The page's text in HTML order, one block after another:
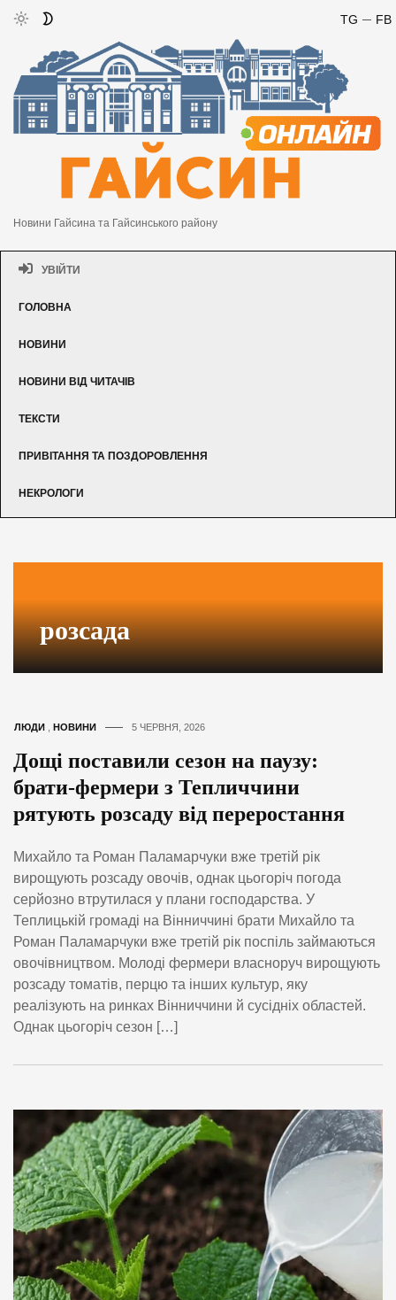
FB
TG
Новини Гайсина та Гайсинського району
УВІЙТИ
ГОЛОВНА
НОВИНИ
НОВИНИ ВІД ЧИТАЧІВ
ТЕКСТИ
ПРИВІТАННЯ ТА ПОЗДОРОВЛЕННЯ
НЕКРОЛОГИ
розсада
ЛЮДИ НОВИНИ 5 ЧЕРВНЯ, 2026
Дощі поставили сезон на паузу:
брати-фермери з Тепличчини
рятують розсаду від переростання
Михайло та Роман Паламарчуки вже третій рік
вирощують розсаду овочів, однак цьогоріч погода
серйозно втрутилася у плани господарства. У
Теплицькій громаді на Вінниччині брати Михайло та
Роман Паламарчуки вже третій рік поспіль займаються
овочівництвом. Молоді фермери власноруч вирощують
розсаду томатів, перцю та інших культур, яку
реалізують на ринках Вінниччини й сусідніх областей.
Однак цьогоріч сезон […]